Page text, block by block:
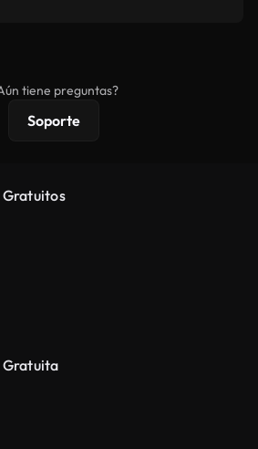
extendidas.
tiene preguntas?
Soporte
Gratuitos
Gratuita